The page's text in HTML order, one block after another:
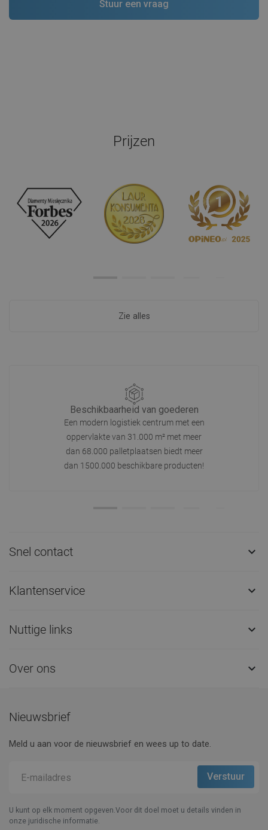
Prijzen
Zie alles
Beschikbaarheid van goederen
Een modern logistiek centrum met een
oppervlakte van 31.000 m² met meer
dan 68.000 palletplaatsen biedt meer
dan 1500.000 beschikbare producten!
Snel contact 
Klantenservice 
Nuttige links 
Over ons 
Nieuwsbrief
Meld u aan voor de nieuwsbrief en wees up to date.
U kunt op elk moment opgeven.Voor dit doel moet u details vinden in
onze juridische informatie.